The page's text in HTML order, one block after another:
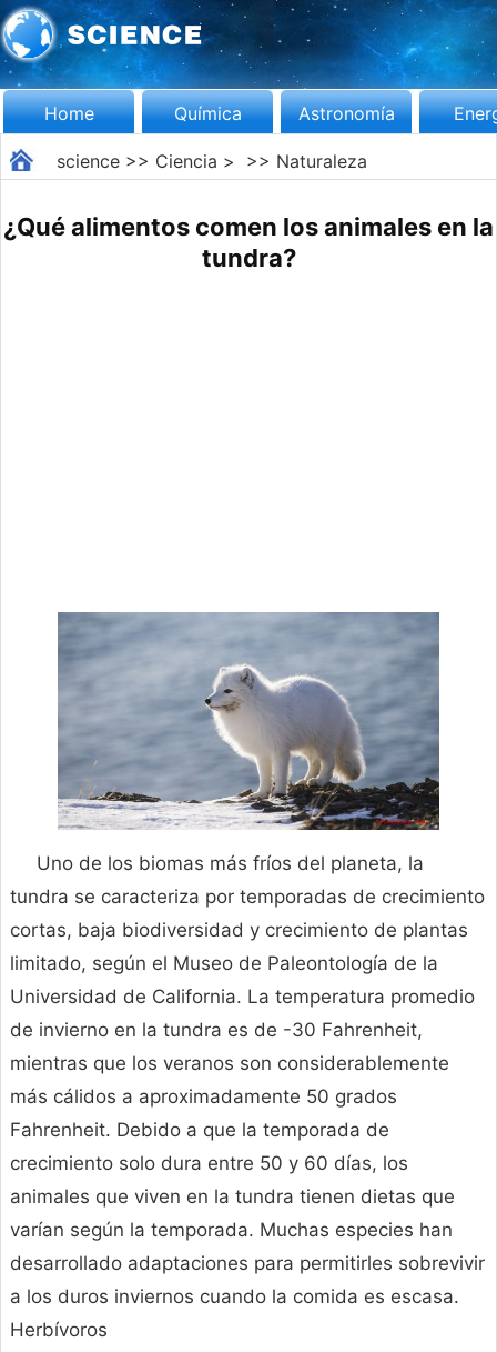
Home Química Astronomía
science>> Ciencia > >> Naturaleza
¿Qué alimentos comen los animales en la
tundra?
Uno de los biomas más fríos del planeta, la
tundra se caracteriza por temporadas de crecimiento
cortas, baja biodiversidad y crecimiento de plantas
limitado, según el Museo de Paleontología de la
Universidad de California. La temperatura promedio
de invierno en la tundra es de -30 Fahrenheit,
mientras que los veranos son considerablemente
más cálidos a aproximadamente 50 grados
Fahrenheit. Debido a que la temporada de
crecimiento solo dura entre 50 y 60 días, los
animales que viven en la tundra tienen dietas que
varían según la temporada. Muchas especies han
desarrollado adaptaciones para permitirles sobrevivir
a los duros inviernos cuando la comida es escasa.
Herbívoros